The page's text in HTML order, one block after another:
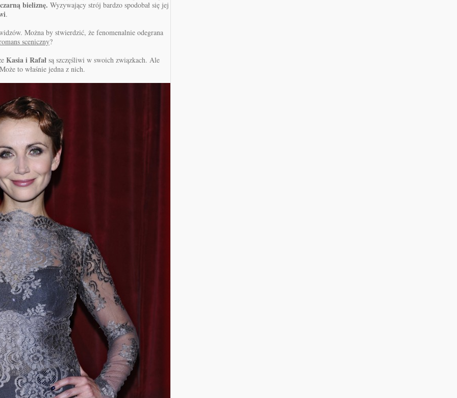
bieliznę. Wyzywający strój bardzo spodobał się jej
.
Można by stwierdzić, że fenomenalnie odegrana
sceniczny?
Kasia i Rafał są szczęśliwi w swoich związkach. Ale
to właśnie jedna z nich.